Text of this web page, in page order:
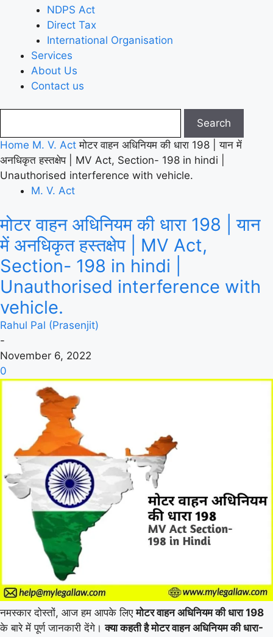
NDPS Act
Direct Tax
International Organisation
Services
About Us
Contact us
Home M. V. Act मोटर वाहन अधिनियम की धारा 198 | यान में
अनधिकृत हस्तक्षेप | MV Act, Section- 198 in hindi |
Unauthorised interference with vehicle.
M. V. Act
मोटर वाहन अधिनियम की धारा 198 | यान
में अनधिकृत हस्तक्षेप | MV Act,
Section- 198 in hindi |
Unauthorised interference with
vehicle.
Rahul Pal (Prasenjit)
-
November 6, 2022
0
नमस्कार दोस्तों, आज हम आपके लिएमोटर वाहन अधिनियम की धारा 198
के बारे में पूर्ण जानकारी देंगे।क्या कहती है मोटर वाहन अधिनियम की धारा-